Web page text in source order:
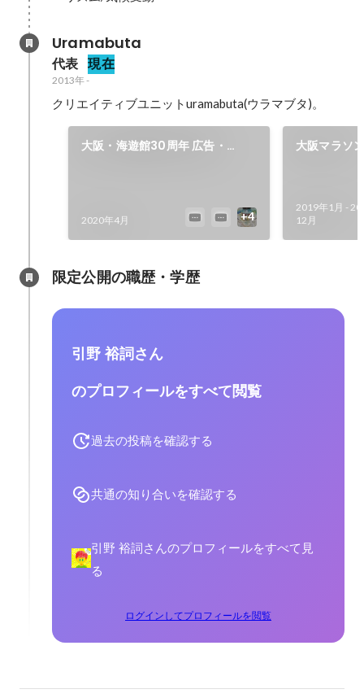
Uramabuta
代表 現在
2013年-
クリエイティブユニットuramabuta(ウラマブタ)。
大阪・海遊館30周年 広告・
2020年4月
大阪マラソ
2019年1月 -
12月
限定公開の職歴・学歴
引野 裕詞さん
のプロフィールをすべて閲覧
過去の投稿を確認する
共通の知り合いを確認する
引野 裕詞さんのプロフィールをすべて見
る
ログインしてプロフィールを閲覧